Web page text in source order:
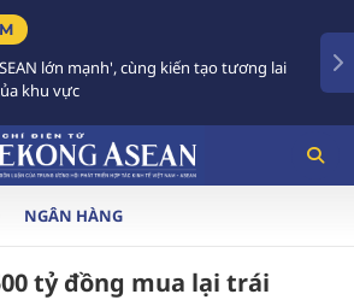
lai
59 năm ASEAN:
NGÂN HÀNG
tỷ đồng mua lại trái